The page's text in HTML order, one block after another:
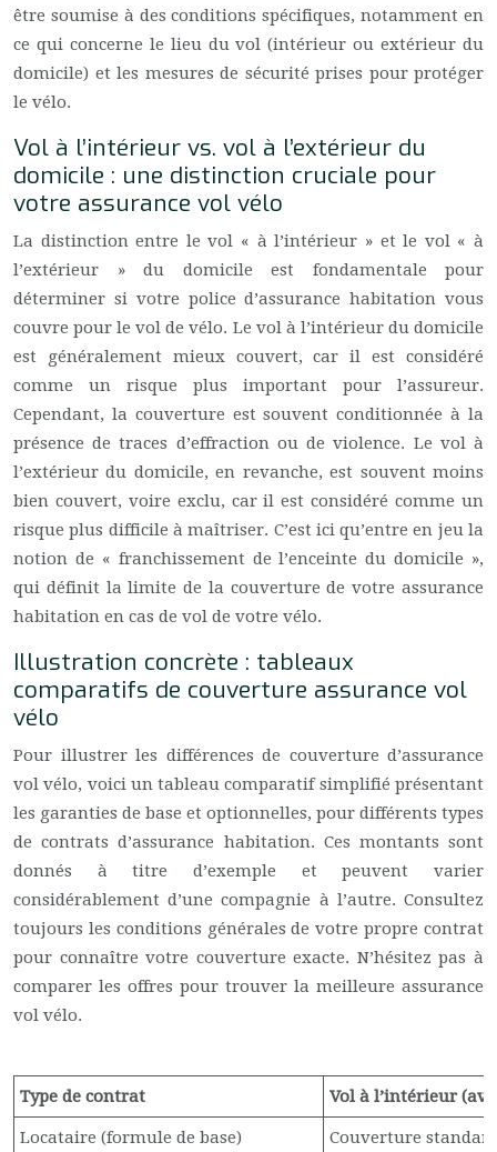
être soumise à des conditions spécifiques, notamment en
ce qui concerne le lieu du vol (intérieur ou extérieur du
domicile) et les mesures de sécurité prises pour protéger
le vélo.
Vol à l’intérieur vs. vol à l’extérieur du
domicile : une distinction cruciale pour
votre assurance vol vélo
La distinction entre le vol « à l’intérieur » et le vol « à
l’extérieur » du domicile est fondamentale pour
déterminer si votre police d’assurance habitation vous
couvre pour le vol de vélo. Le vol à l’intérieur du domicile
est généralement mieux couvert, car il est considéré
comme un risque plus important pour l’assureur.
Cependant, la couverture est souvent conditionnée à la
présence de traces d’effraction ou de violence. Le vol à
l’extérieur du domicile, en revanche, est souvent moins
bien couvert, voire exclu, car il est considéré comme un
risque plus difficile à maîtriser. C’est ici qu’entre en jeu la
notion de « franchissement de l’enceinte du domicile »,
qui définit la limite de la couverture de votre assurance
habitation en cas de vol de votre vélo.
Illustration concrète : tableaux
comparatifs de couverture assurance vol
vélo
Pour illustrer les différences de couverture d’assurance
vol vélo, voici un tableau comparatif simplifié présentant
les garanties de base et optionnelles, pour différents types
de contrats d’assurance habitation. Ces montants sont
donnés à titre d’exemple et peuvent varier
considérablement d’une compagnie à l’autre. Consultez
toujours les conditions générales de votre propre contrat
pour connaître votre couverture exacte. N’hésitez pas à
comparer les offres pour trouver la meilleure assurance
vol vélo.
Type de contrat Vol à l’intérieur
Locataire (formule de base) Couverture